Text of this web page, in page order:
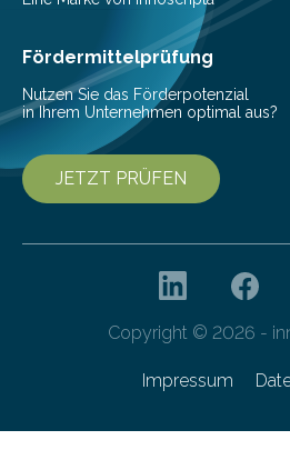
Fördermittelprüfung
Nutzen Sie das Förderpotenzial
in Ihrem Unternehmen optimal aus?
JETZT PRÜFEN
Copyright © 2026 -
Impressum